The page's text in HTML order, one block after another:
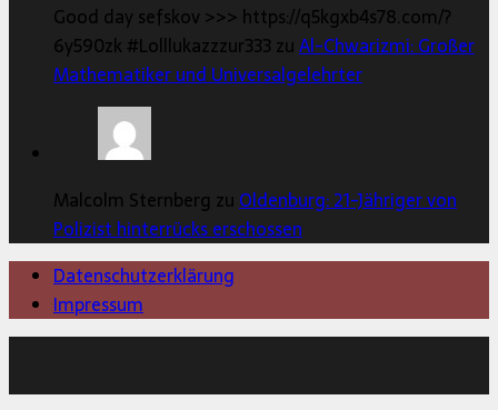
Good day sefskov >>> https://q5kgxb4s78.com/?
6y590zk #Lolllukazzzur333 zuAl-Chwarizmi: Großer
Mathematiker und Universalgelehrter
Malcolm Sternberg zu Oldenburg: 21-Jähriger von
Polizist hinterrücks erschossen
Datenschutzerklärung
Impressum